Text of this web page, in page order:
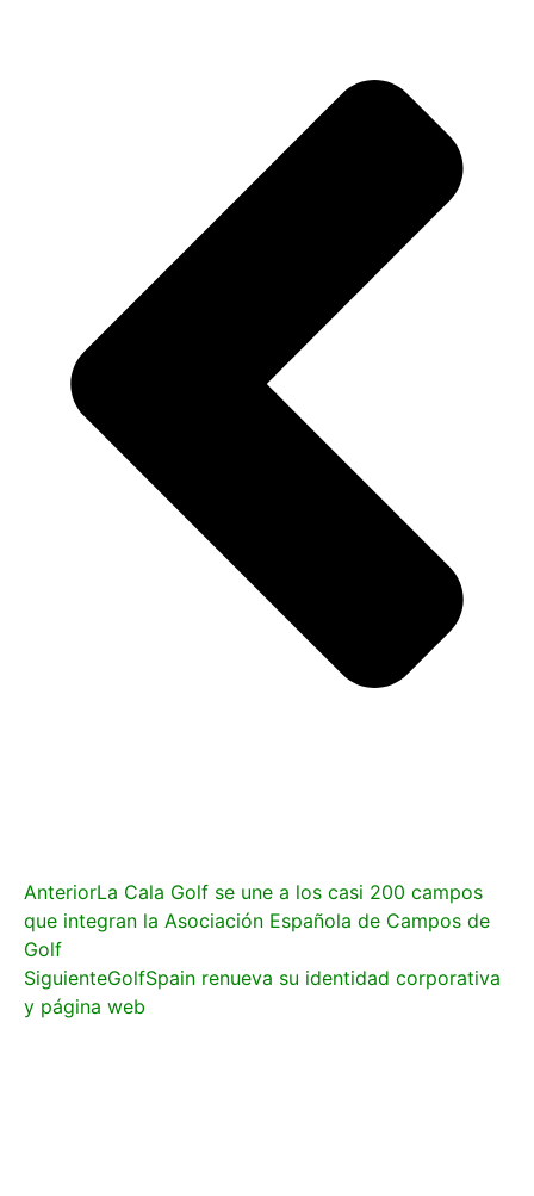
AnteriorLa Cala Golf se une a los casi 200 campos
que integran la Asociación Española de Campos de
Golf
SiguienteGolfSpain renueva su identidad corporativa
y página web